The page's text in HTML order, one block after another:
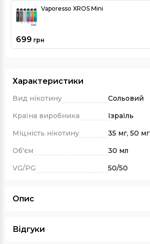
Vaporesso XROS Mini
699 грн
Характеристики
Вид нікотину
Сольовий
Країна виробника
Ізраїль
Міцність нікотину
35 мг, 50 мг
Об'єм
30 мл
VG/PG
50/50
Опис
Відгуки